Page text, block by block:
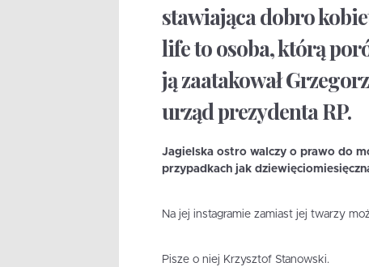
stawiająca dobro
life to osoba, którą
ją zaatakował
urząd prezydenta RP.
Jagielska ostro walczy o prawo do
przypadkach jak
Na jej instagramie zamiast jej twarzy
Pisze o niej Krzysztof Stanowski.